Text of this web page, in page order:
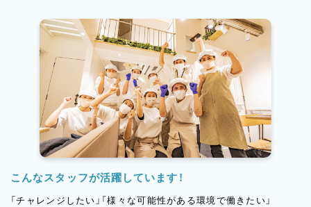
こんなスタッフが活躍しています！
「チャレンジしたい」「様々な可能性がある環境で働きたい」